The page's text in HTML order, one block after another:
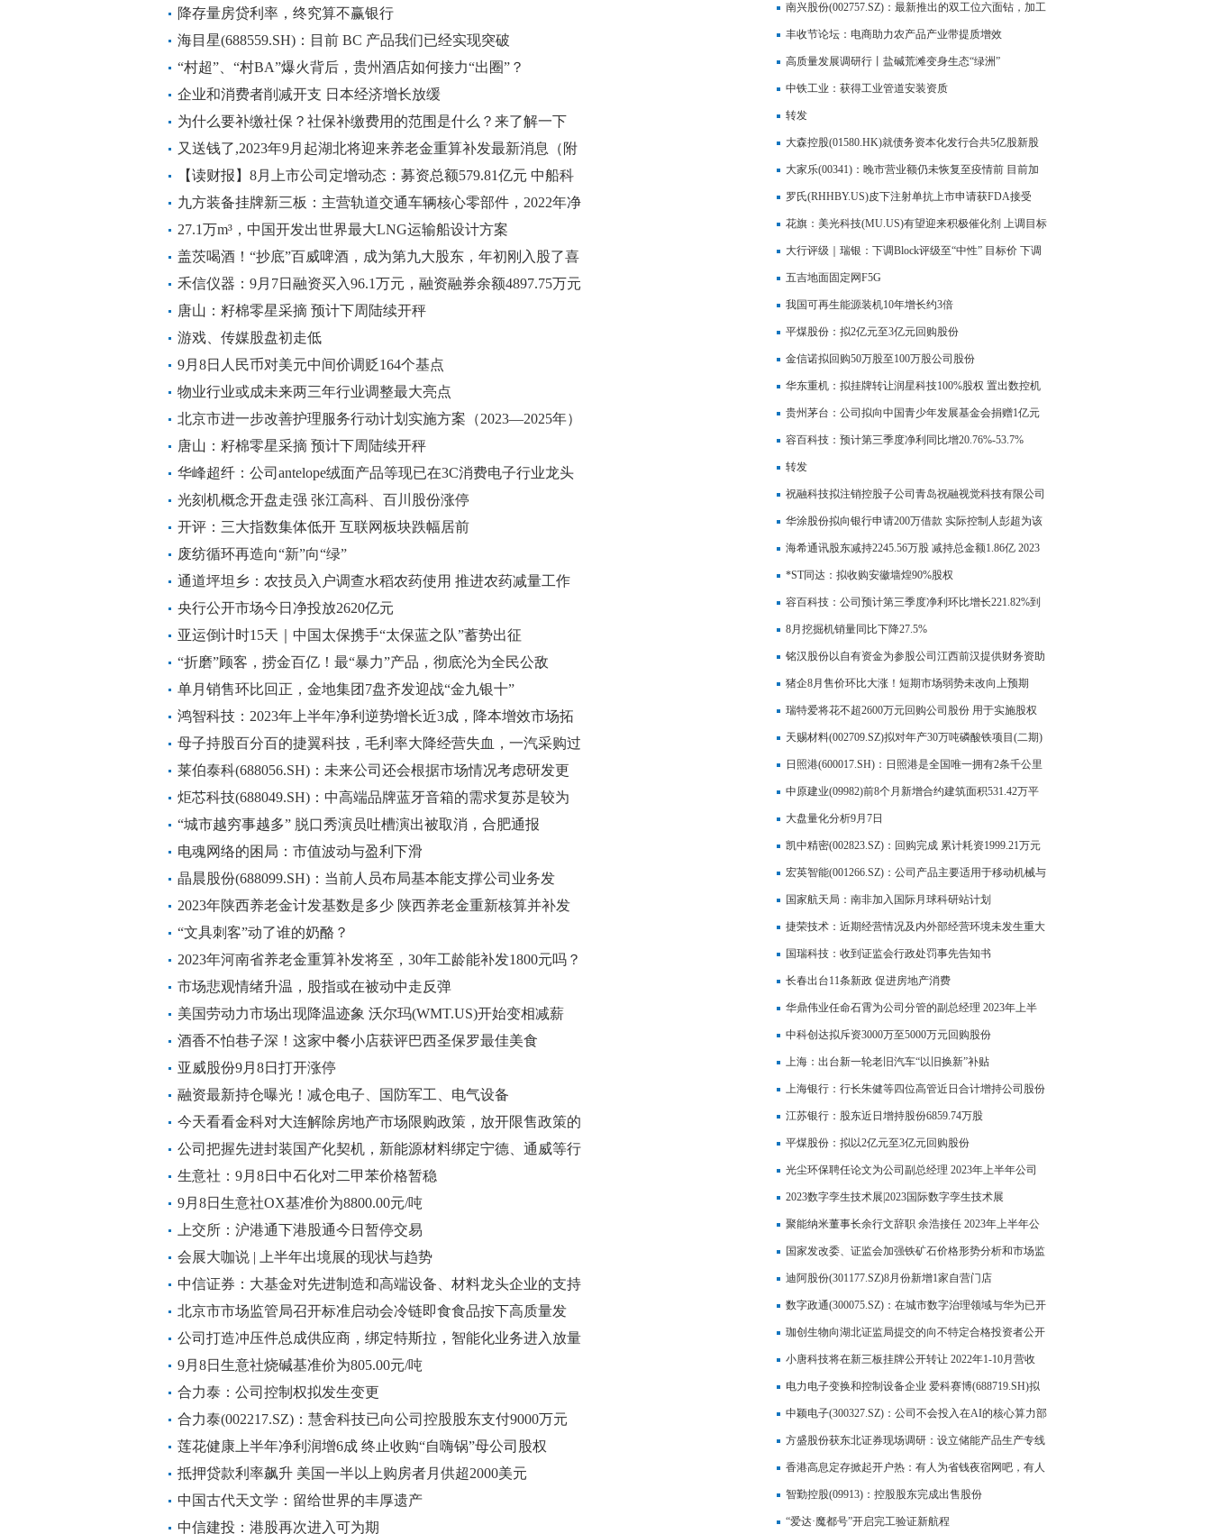
处理
降存量房贷利率，终究算不赢银行
海目星(688559.SH)：目前 BC 产品我们已经实现突破
“村超”、“村BA”爆火背后，贵州酒店如何接力“出圈”？
企业和消费者削减开支 日本经济增长放缓
为什么要补缴社保？社保补缴费用的范围是什么？来了解一下
又送钱了,2023年9月起湖北将迎来养老金重算补发最新消息（附
湖北养老金重算补发公式）
【读财报】8月上市公司定增动态：募资总额579.81亿元 中船科
技、陆家嘴募资额居前
九方装备挂牌新三板：主营轨道交通车辆核心零部件，2022年净
利6754万元
27.1万m³，中国开发出世界最大LNG运输船设计方案
盖茨喝酒！“抄底”百威啤酒，成为第九大股东，年初刚入股了喜
力啤酒
禾信仪器：9月7日融资买入96.1万元，融资融券余额4897.75万元
唐山：籽棉零星采摘 预计下周陆续开秤
游戏、传媒股盘初走低
9月8日人民币对美元中间价调贬164个基点
物业行业或成未来两三年行业调整最大亮点
北京市进一步改善护理服务行动计划实施方案（2023—2025年）
唐山：籽棉零星采摘 预计下周陆续开秤
华峰超纤：公司antelope绒面产品等现已在3C消费电子行业龙头
客户得以应用
光刻机概念开盘走强 张江高科、百川股份涨停
开评：三大指数集体低开 互联网板块跌幅居前
废纺循环再造向“新”向“绿”
通道坪坦乡：农技员入户调查水稻农药使用 推进农药减量工作
央行公开市场今日净投放2620亿元
亚运倒计时15天｜中国太保携手“太保蓝之队”蓄势出征
“折磨”顾客，捞金百亿！最“暴力”产品，彻底沦为全民公敌
单月销售环比回正，金地集团7盘齐发迎战“金九银十”
鸿智科技：2023年上半年净利逆势增长近3成，降本增效市场拓
展收效显著
母子持股百分百的捷翼科技，毛利率大降经营失血，一汽采购过
半
莱伯泰科(688056.SH)：未来公司还会根据市场情况考虑研发更
多的分析测试仪器
炬芯科技(688049.SH)：中高端品牌蓝牙音箱的需求复苏是较为
明确的
“城市越穷事越多” 脱口秀演员吐槽演出被取消，合肥通报
电魂网络的困局：市值波动与盈利下滑
晶晨股份(688099.SH)：当前人员布局基本能支撑公司业务发
展，短期内人员不会有新的扩张
2023年陕西养老金计发基数是多少 陕西养老金重新核算并补发
将开始
“文具刺客”动了谁的奶酪？
2023年河南省养老金重算补发将至，30年工龄能补发1800元吗？
看看
市场悲观情绪升温，股指或在被动中走反弹
美国劳动力市场出现降温迹象 沃尔玛(WMT.US)开始变相减薪
酒香不怕巷子深！这家中餐小店获评巴西圣保罗最佳美食
亚威股份9月8日打开涨停
融资最新持仓曝光！减仓电子、国防军工、电气设备
今天看看金科对大连解除房地产市场限购政策，放开限售政策的
理解
公司把握先进封装国产化契机，新能源材料绑定宁德、通威等行
业龙头，充分享受行业发展红利——9月8日研报挖矿
生意社：9月8日中石化对二甲苯价格暂稳
9月8日生意社OX基准价为8800.00元/吨
上交所：沪港通下港股通今日暂停交易
会展大咖说 | 上半年出境展的现状与趋势
中信证券：大基金对先进制造和高端设备、材料龙头企业的支持
力度有望持续加大
北京市市场监管局召开标准启动会冷链即食食品按下高质量发
展“加速键”
公司打造冲压件总成供应商，绑定特斯拉，智能化业务进入放量
期——9月8日研报挖矿
9月8日生意社烧碱基准价为805.00元/吨
合力泰：公司控制权拟发生变更
合力泰(002217.SZ)：慧舍科技已向公司控股股东支付9000万元
公司控制权转让事项正在推进中
莲花健康上半年净利润增6成 终止收购“自嗨锅”母公司股权
抵押贷款利率飙升 美国一半以上购房者月供超2000美元
中国古代天文学：留给世界的丰厚遗产
中信建投：港股再次进入可为期
子筛市场开发阶段以来，已产生少量销售，目前尚处于
市场拓展阶段
南兴股份(002757.SZ)：最新推出的双工位六面钻，加工
效率每分钟可达9片以上
丰收节论坛：电商助力农产品产业带提质增效
高质量发展调研行丨盐碱荒滩变身生态“绿洲”
中铁工业：获得工业管道安装资质
转发
大森控股(01580.HK)就债务资本化发行合共5亿股新股
份
大家乐(00341)：晚市营业额仍未恢复至疫情前 目前加
价空间不大
罗氏(RHHBY.US)皮下注射单抗上市申请获FDA接受
花旗：美光科技(MU.US)有望迎来积极催化剂 上调目标
价至85美元
大行评级｜瑞银：下调Block评级至“中性” 目标价 下调
至65美元
五吉地面固定网F5G
我国可再生能源装机10年增长约3倍
平煤股份：拟2亿元至3亿元回购股份
金信诺拟回购50万股至100万股公司股份
华东重机：拟挂牌转让润星科技100%股权 置出数控机
床业务资产
贵州茅台：公司拟向中国青少年发展基金会捐赠1亿元
容百科技：预计第三季度净利同比增20.76%-53.7%
转发
祝融科技拟注销控股子公司青岛祝融视觉科技有限公司
华涂股份拟向银行申请200万借款 实际控制人彭超为该
笔借款提供连带责任保证担保
海希通讯股东减持2245.56万股 减持总金额1.86亿 2023
年上半年公司净利2300.63万
*ST同达：拟收购安徽墙煌90%股权
容百科技：公司预计第三季度净利环比增长221.82%到
309.59%
8月挖掘机销量同比下降27.5%
铭汉股份以自有资金为参股公司江西前汉提供财务资助
资助金额为500万
猪企8月售价环比大涨！短期市场弱势未改向上预期
瑞特爱将花不超2600万元回购公司股份 用于实施股权
激励或员工持股计划
天赐材料(002709.SZ)拟对年产30万吨磷酸铁项目(二期)
追加投资
日照港(600017.SH)：日照港是全国唯一拥有2条千公里
以上铁路干线的港口
中原建业(09982)前8个月新增合约建筑面积531.42万平
方米 同比增加312.0%
大盘量化分析9月7日
凯中精密(002823.SZ)：回购完成 累计耗资1999.21万元
回购0.72%股份
宏英智能(001266.SZ)：公司产品主要适用于移动机械与
专用车辆领域
国家航天局：南非加入国际月球科研站计划
捷荣技术：近期经营情况及内外部经营环境未发生重大
变化
国瑞科技：收到证监会行政处罚事先告知书
长春出台11条新政 促进房地产消费
华鼎伟业任命石霄为公司分管的副总经理 2023年上半
年公司亏损823.61万
中科创达拟斥资3000万至5000万元回购股份
上海：出台新一轮老旧汽车“以旧换新”补贴
上海银行：行长朱健等四位高管近日合计增持公司股份
46万股
江苏银行：股东近日增持股份6859.74万股
平煤股份：拟以2亿元至3亿元回购股份
光尘环保聘任论文为公司副总经理 2023年上半年公司
亏损61.3万
2023数字孪生技术展|2023国际数字孪生技术展
聚能纳米董事长余行文辞职 余浩接任 2023年上半年公
司净利254.18万
国家发改委、证监会加强铁矿石价格形势分析和市场监
管
迪阿股份(301177.SZ)8月份新增1家自营门店
数字政通(300075.SZ)：在城市数字治理领域与华为已开
展全面合作
珈创生物向湖北证监局提交的向不特定合格投资者公开
发行股票并在北京证券交易所上市辅导备案材料已受理
小唐科技将在新三板挂牌公开转让 2022年1-10月营收
2761.01万
电力电子变换和控制设备企业 爱科赛博(688719.SH)拟
首次公开发行2062万股
中颖电子(300327.SZ)：公司不会投入在AI的核心算力部
件
方盛股份获东北证券现场调研：设立储能产品生产专线
开始批量交付氢能产品
香港高息定存掀起开户热：有人为省钱夜宿网吧，有人
盯上“新客优惠”
智勤控股(09913)：控股股东完成出售股份
“爱达·魔都号”开启完工验证新航程